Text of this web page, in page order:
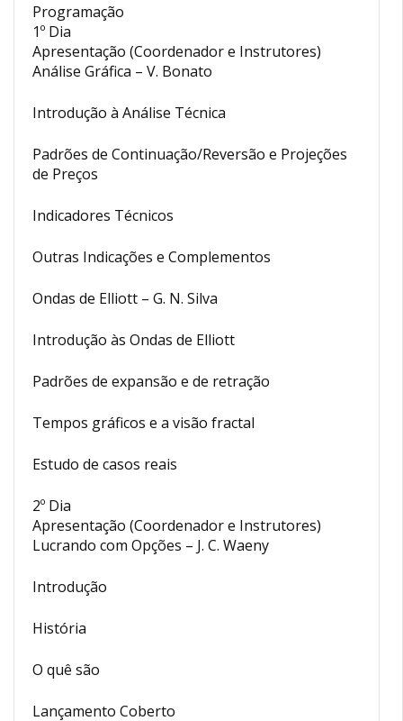
Programação
1º Dia
Apresentação (Coordenador e Instrutores)
Análise Gráfica – V. Bonato
Introdução à Análise Técnica
Padrões de Continuação/Reversão e Projeções
de Preços
Indicadores Técnicos
Outras Indicações e Complementos
Ondas de Elliott – G. N. Silva
Introdução às Ondas de Elliott
Padrões de expansão e de retração
Tempos gráficos e a visão fractal
Estudo de casos reais
2º Dia
Apresentação (Coordenador e Instrutores)
Lucrando com Opções – J. C. Waeny
Introdução
História
O quê são
Lançamento Coberto